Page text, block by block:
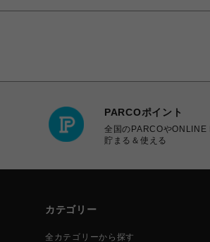
PARCOポイント
全国のPARCOやONLINE
貯まる＆使える
カテゴリー
全カテゴリーから探す